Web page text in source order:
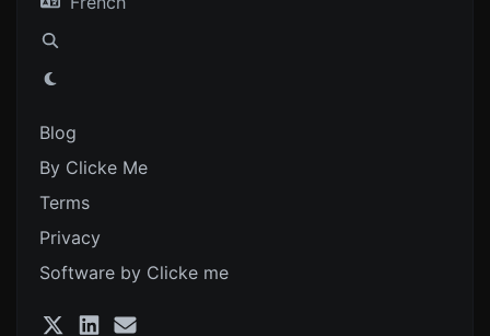
Blog
By Clicke Me
Terms
Privacy
Software by Clicke me